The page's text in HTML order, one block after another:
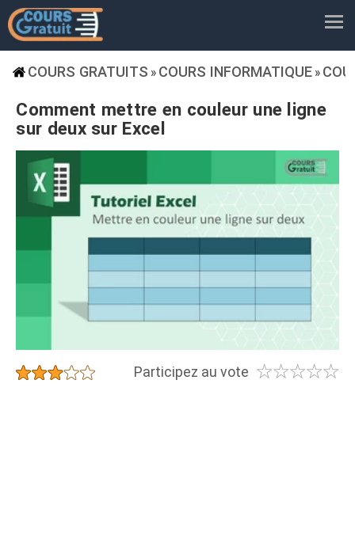
COURS GRATUITS » COURS INFORMATIQUE »
Comment mettre en couleur une ligne
sur deux sur Excel
Participez au vote ☆☆☆☆☆
★★★★★